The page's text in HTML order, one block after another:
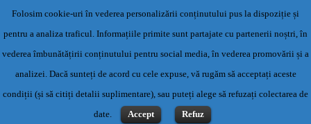
Servicii profesionale de content writing- Servicii content writing-
Scriere articole
Contact: 0769500983 sau office@romaniaseo.com
Folosim cookie-uri în vederea personalizării conținutului pus la dispoziție și
pentru a analiza traficul. Informațiile primite sunt partajate cu partenerii noștri, în
vederea îmbunătățirii conținutului pentru social media, în vederea promovării și a
analizei. Dacă sunteți de acord cu cele expuse, vă rugăm să acceptați aceste
condiții (și să citiți detalii suplimentare), sau puteți alege să refuzați colectarea de
date.
Accept Refuz